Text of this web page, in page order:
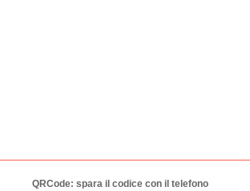
QRCode: spara il codice con il telefono